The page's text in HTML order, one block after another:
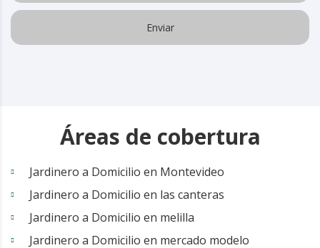
Áreas de cobertura
Jardinero a Domicilio en Montevideo
Jardinero a Domicilio en las canteras
Jardinero a Domicilio en melilla
Jardinero a Domicilio en mercado modelo